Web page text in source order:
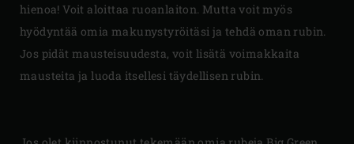
hienoa! Voit aloittaa ruoanlaiton. Mutta voit myös
hyödyntää omia makunystyröitäsi ja tehdä oman rubin.
Jos pidät mausteisuudesta, voit lisätä voimakkaita
mausteita ja luoda itsellesi täydellisen rubin.